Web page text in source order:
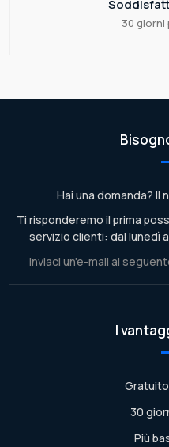
30 giorni
Hai una domanda?
Ti risponderemo il prima
servizio clienti: dal lunedì
Inviaci un'e-mail al
I
30
Più